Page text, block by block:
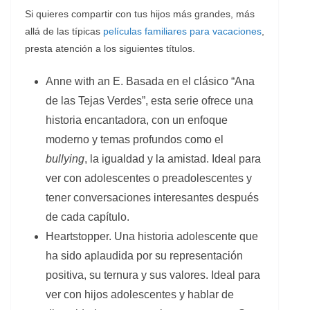
Si quieres compartir con tus hijos más grandes, más
allá de las típicas películas familiares para vacaciones
presta atención a los siguientes títulos.
Anne with an E. Basada en el clásico “Ana
de las Tejas Verdes”, esta serie ofrece una
historia encantadora, con un enfoque
moderno y temas profundos como el
bullying, la igualdad y la amistad. Ideal para
ver con adolescentes o preadolescentes y
tener conversaciones interesantes después
de cada capítulo.
Heartstopper. Una historia adolescente que
ha sido aplaudida por su representación
positiva, su ternura y sus valores. Ideal para
ver con hijos adolescentes y hablar de